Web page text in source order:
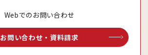
Webでのお問い合わせ
お問い合わせ・資料請求